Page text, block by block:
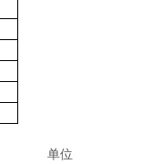
单位